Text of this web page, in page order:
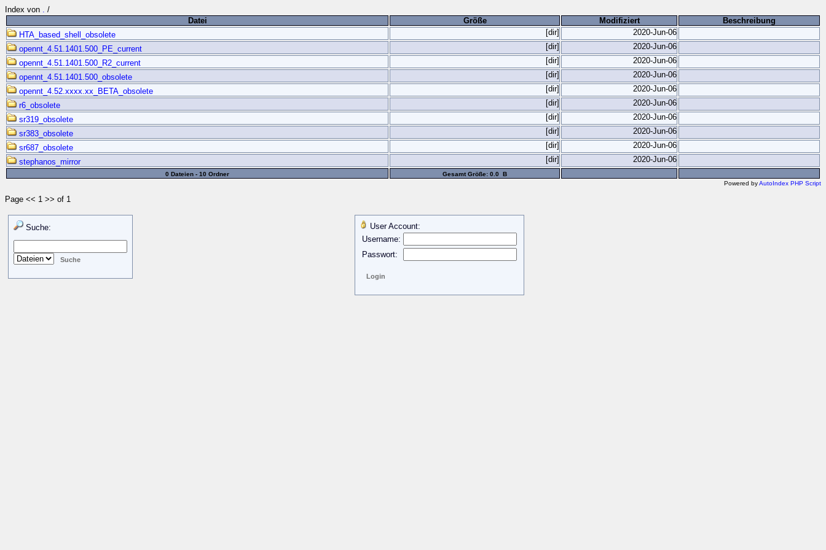
Index von . /
Datei
Größe Modifiziert
Beschreibung
HTA_based_shell_obsolete
[dir]
2020-Jun-06
opennt_4.51.1401.500_PE_current
[dir]
2020-Jun-06
opennt_4.51.1401.500_R2_current
[dir]
2020-Jun-06
opennt_4.51.1401.500_obsolete
[dir]
2020-Jun-06
opennt_4.52.xxxx.xx_BETA_obsolete
[dir]
2020-Jun-06
r6_obsolete
[dir]
2020-Jun-06
sr319_obsolete
[dir]
2020-Jun-06
sr383_obsolete
[dir]
2020-Jun-06
sr687_obsolete
[dir]
2020-Jun-06
stephanos_mirror
[dir] 2020-Jun-06
0 Dateien - 10 Ordner
Gesamt Größe: 0.0 B
Powered byAutoIndex PHP Script
Page << 1 >> of 1
Suche:
User Account:
Username:
Passwort: